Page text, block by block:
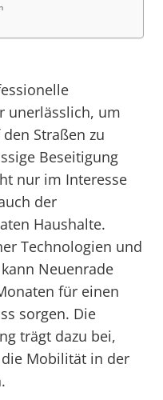
unerlässlich, um
Straßen zu
Beseitigung
nur im Interesse
der
Haushalte.
Technologien und
Neuenrade
für einen
sorgen. Die
trägt dazu bei,
Mobilität in der